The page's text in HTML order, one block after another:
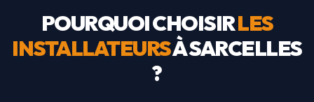
POURQUOI CHOISIRLES
INSTALLATEURSÀSARCELLES
?